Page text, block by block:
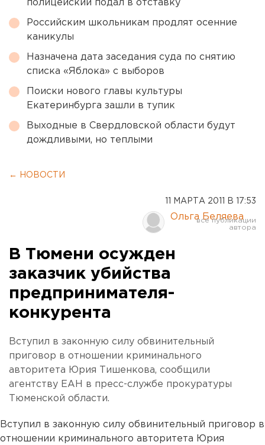
полицейский подал в отставку
Российским школьникам продлят осенние
каникулы
Назначена дата заседания суда по снятию
списка «Яблока» с выборов
Поиски нового главы культуры
Екатеринбурга зашли в тупик
Выходные в Свердловской области будут
дождливыми, но теплыми
← НОВОСТИ
11 МАРТА 2011 В 17:53
Ольга Беляева
В Тюмени осужден
заказчик убийства
предпринимателя-
конкурента
Вступил в законную силу обвинительный
приговор в отношении криминального
авторитета Юрия Тишенкова, сообщили
агентству ЕАН в пресс-службе прокуратуры
Тюменской области.
Вступил в законную силу обвинительный приговор в
отношении криминального авторитета Юрия